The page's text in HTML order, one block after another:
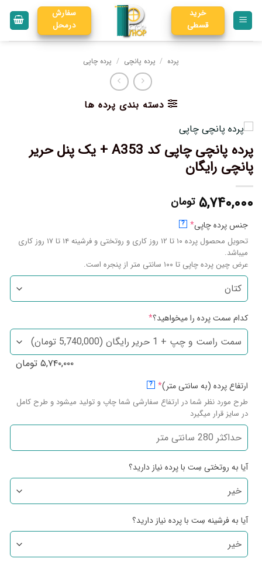
خرید
قسطی
سفارش
درمحل
پرده / پرده پانچی / پرده چاپی
دسته بندی پرده ها
پرده پانچی چاپی کد A353 + یک پنل حریر
پانچی رایگان
۵,۷۴۰,۰۰۰ تومان
جنس پرده چاپی*
?
تحویل محصول پرده ۱۰ تا ۱۲ روز کاری و روتختی و فرشینه ۱۴ تا ۱۷ روز کاری
میباشد.
عرض چین پرده چاپی تا ۱۰۰ سانتی متر از پنجره است.
کدام سمت پرده را میخواهید؟*
۵,۷۴۰,۰۰۰ تومان
ارتفاع پرده (به سانتی متر)*
?
طرح مورد نظر شما در ارتفاع سفارشی شما چاپ و تولید میشود و طرح کامل
در سایز قرار میگیرد
آیا به روتختی سِت با پرده نیاز دارید؟
آیا به فرشینه سِت با پرده نیاز دارید؟